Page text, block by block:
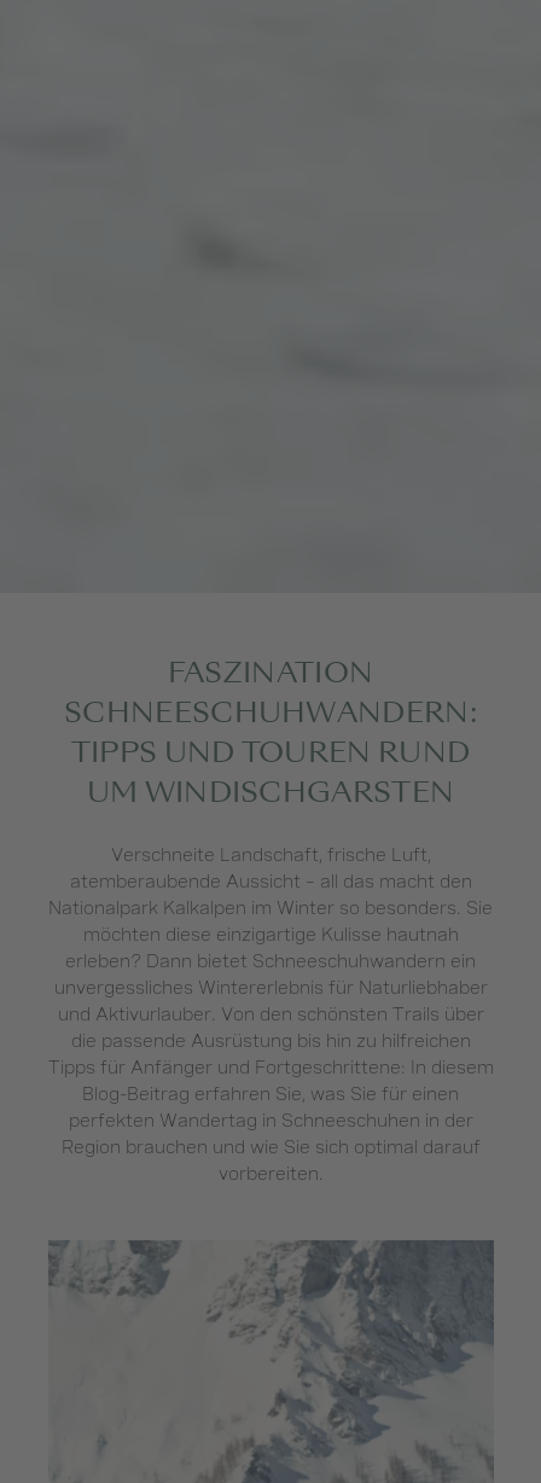
FASZINATION
SCHNEESCHUHWANDERN:
TIPPS UND TOUREN RUND
UM WINDISCHGARSTEN
Verschneite Landschaft, frische Luft,
atemberaubende Aussicht – all das macht den
Nationalpark Kalkalpen im Winter so besonders. Sie
möchten diese einzigartige Kulisse hautnah
erleben? Dann bietet Schneeschuhwandern ein
unvergessliches Wintererlebnis für Naturliebhaber
und Aktivurlauber. Von den schönsten Trails über
die passende Ausrüstung bis hin zu hilfreichen
Tipps für Anfänger und Fortgeschrittene: In diesem
Blog-Beitrag erfahren Sie, was Sie für einen
perfekten Wandertag in Schneeschuhen in der
Region brauchen und wie Sie sich optimal darauf
vorbereiten.